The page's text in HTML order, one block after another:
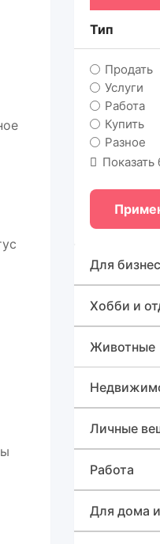
Тип
Продать
Услуги
Работа
Купить
Разное
Для
Готовый
Товары
Хобби и
Спорт,
Для
Животные
Дома,
Личные
Красота
Детская
Работа
Вакансии
Для дома